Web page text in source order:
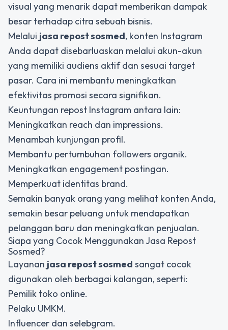
visual yang menarik dapat memberikan dampak
besar terhadap citra sebuah bisnis.
Melalui jasa repost sosmed, konten Instagram
Anda dapat disebarluaskan melalui akun-akun
yang memiliki audiens aktif dan sesuai target
pasar. Cara ini membantu meningkatkan
efektivitas promosi secara signifikan.
Keuntungan repost Instagram antara lain:
Meningkatkan reach dan impressions.
Menambah kunjungan profil.
Membantu pertumbuhan followers organik.
Meningkatkan engagement postingan.
Memperkuat identitas brand.
Semakin banyak orang yang melihat konten Anda,
semakin besar peluang untuk mendapatkan
pelanggan baru dan meningkatkan penjualan.
Siapa yang Cocok Menggunakan Jasa Repost
Sosmed?
Layanan jasa repost sosmed sangat cocok
digunakan oleh berbagai kalangan, seperti:
Pemilik toko online.
Pelaku UMKM.
Influencer dan selebgram.